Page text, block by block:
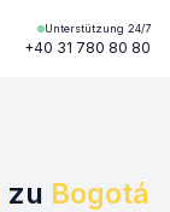
Unterstützung 24/7
+40 31 780 80 80
zu Bogotá